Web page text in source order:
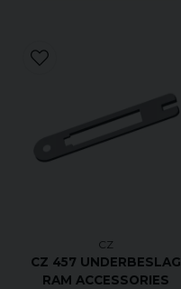
CZ
CZ 457 UNDERBESLAG
RAM ACCESSORIES